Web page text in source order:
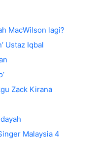
MacWilson lagi?
Ustaz Iqbal
Zack Kirana
Malaysia 4